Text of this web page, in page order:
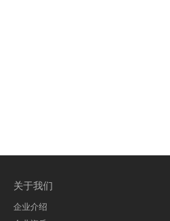
关于我们
企业介绍